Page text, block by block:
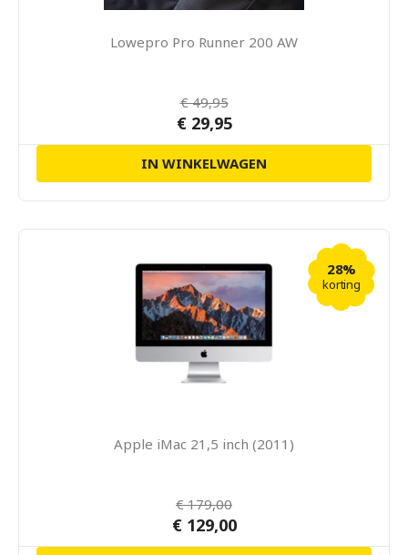
Lowepro Pro Runner 200 AW
€ 49,95
€ 29,95
IN WINKELWAGEN
28%
korting
Apple iMac 21,5 inch (2011)
€ 179,00
€ 129,00